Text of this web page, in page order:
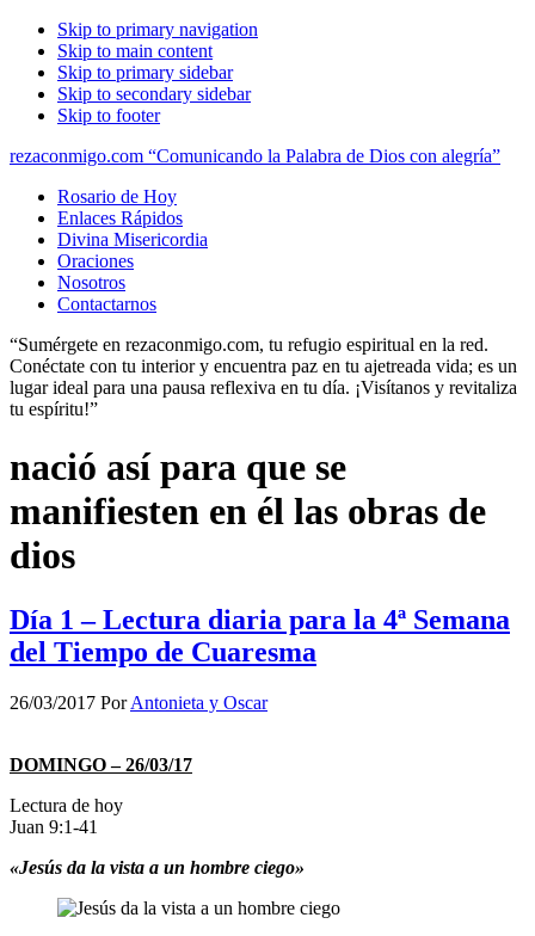
Skip to primary navigation
Skip to main content
Skip to primary sidebar
Skip to secondary sidebar
Skip to footer
rezaconmigo.com “Comunicando la Palabra de Dios con alegría”
Rosario de Hoy
Enlaces Rápidos
Divina Misericordia
Oraciones
Nosotros
Contactarnos
“Sumérgete en rezaconmigo.com, tu refugio espiritual en la red.
Conéctate con tu interior y encuentra paz en tu ajetreada vida; es un
lugar ideal para una pausa reflexiva en tu día. ¡Visítanos y revitaliza
tu espíritu!”
nació así para que se
manifiesten en él las obras de
dios
Día 1 – Lectura diaria para la 4ª Semana
del Tiempo de Cuaresma
26/03/2017 PorAntonieta y Oscar
DOMINGO – 26/03/17
Lectura de hoy
Juan 9:1-41
«Jesús da la vista a un hombre ciego»